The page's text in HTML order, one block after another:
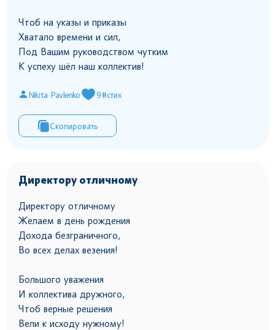
Чтоб на указы и приказы
Хватало времени и сил,
Под Вашим руководством чутким
К успеху шёл наш коллектив!
Nikita Pavlenko 9#стих
Скопировать
Директору отличному
Директору отличному
Желаем в день рождения
Дохода безграничного,
Во всех делах везения!
Большого уважения
И коллектива дружного,
Чтоб верные решения
Вели к исходу нужному!